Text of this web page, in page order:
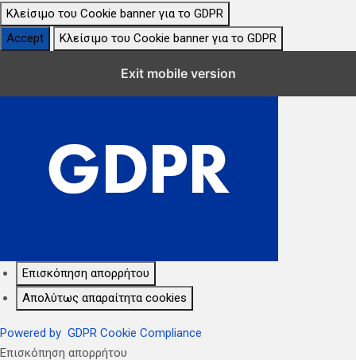
Κλείσιμο του Cookie banner για το GDPR
Accept
Κλείσιμο του Cookie banner για το GDPR
Exit mobile version
Επισκόπηση απορρήτου
Απολύτως απαραίτητα cookies
Powered by GDPR Cookie Compliance
Επισκόπηση απορρήτου